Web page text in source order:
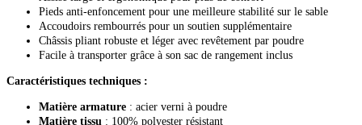
Pieds anti-enfoncement pour une meilleure stabilité sur le sable
Accoudoirs rembourrés pour un soutien supplémentaire
Châssis pliant robuste et léger avec revêtement par poudre
Facile à transporter grâce à son sac de rangement inclus
Caractéristiques techniques :
Matière armature : acier verni à poudre
Matière tissu : 100% polyester résistant